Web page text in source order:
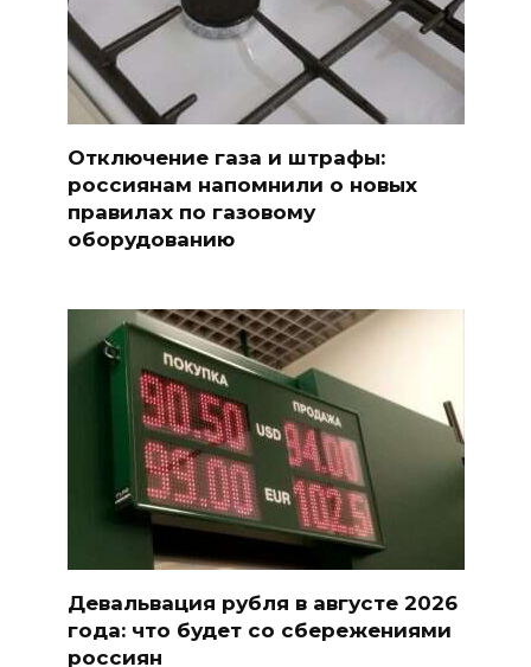
Отключение газа и штрафы:
россиянам напомнили о новых
правилах по газовому
оборудованию
Девальвация рубля в августе 2026
года: что будет со сбережениями
россиян